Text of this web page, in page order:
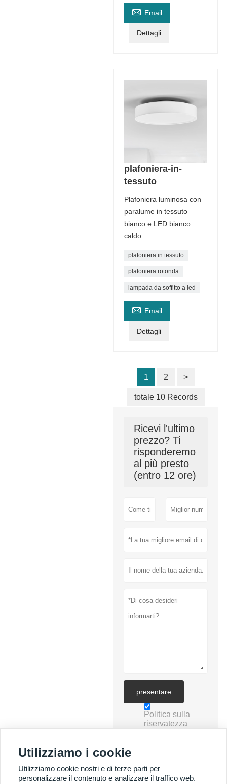
 Email
Dettagli
plafoniera-in-
tessuto
Plafoniera luminosa con
paralume in tessuto
bianco e LED bianco
caldo
plafoniera in tessuto
plafoniera rotonda
lampada da soffitto a led
 Email
Dettagli
1 2 >
totale 10 Records
Ricevi l'ultimo
prezzo? Ti
risponderemo
al più presto
(entro 12 ore)
presentare
Politica sulla
riservatezza
Utilizziamo i cookie
Utilizziamo cookie nostri e di terze parti per
personalizzare il contenuto e analizzare il traffico web.